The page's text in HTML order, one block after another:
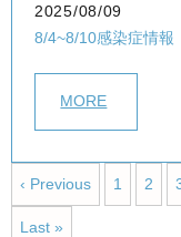
2025/08/09
8/4~8/10感染症情報
MORE
‹ Previous 1 2
Last »